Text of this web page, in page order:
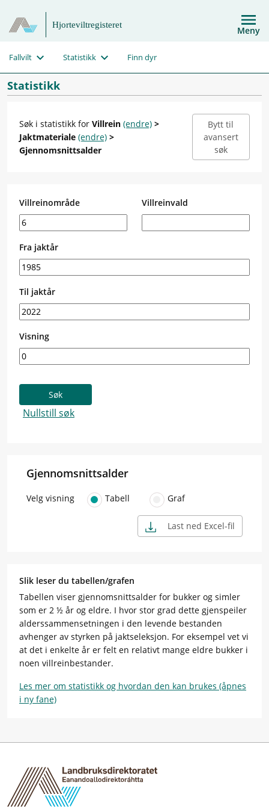
Hjorteviltregisteret Meny
Fallvilt Statistikk Finn dyr
Statistikk
Søk i statistikk for Villrein (endre) >
Jaktmateriale (endre) >
Gjennomsnittsalder
Bytt til
avansert
søk
Villreinområde Villreinvald
Fra jaktår
Til jaktår
Visning
Gjennomsnittsalder
Velg visning Tabell Graf
Last ned Excel-fil
Slik leser du tabellen/grafen
Tabellen viser gjennomsnittsalder for bukker og simler
som er 2 ½ år og eldre. I hvor stor grad dette gjenspeiler
alderssammensetningen i den levende bestanden
avhenger av styrken på jaktseleksjon. For eksempel vet vi
at det i enkelte år er felt en relativt mange eldre bukker i
noen villreinbestander.
Les mer om statistikk og hvordan den kan brukes (åpnes
i ny fane)